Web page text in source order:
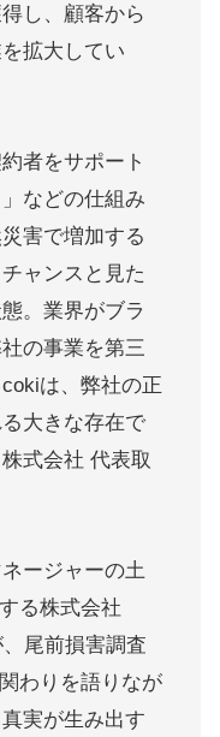
し、顧客から
拡大してい
者をサポート
などの仕組み
害で増加する
ャンスと見た
。業界がブラ
の事業を第三
は、弊社の正
大きな存在で
式会社 代表取
ージャーの土
る株式会社
尾前損害調査
わりを語りなが
実が生み出す